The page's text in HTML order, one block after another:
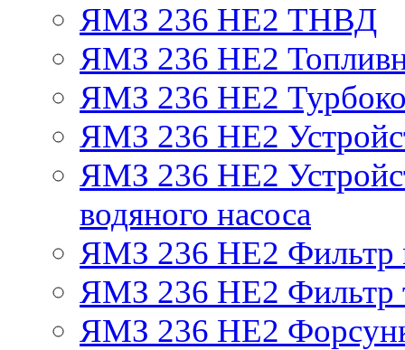
ЯМЗ 236 НЕ2 ТНВД
ЯМЗ 236 НЕ2
ЯМЗ 236 НЕ2
ЯМЗ 236 НЕ2
ЯМЗ 236 НЕ2
водяного насоса
ЯМЗ 236 НЕ2 Фильтр
ЯМЗ 236 НЕ2 Фильтр
ЯМЗ 236 НЕ2